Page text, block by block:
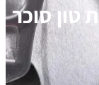
טון סוכר